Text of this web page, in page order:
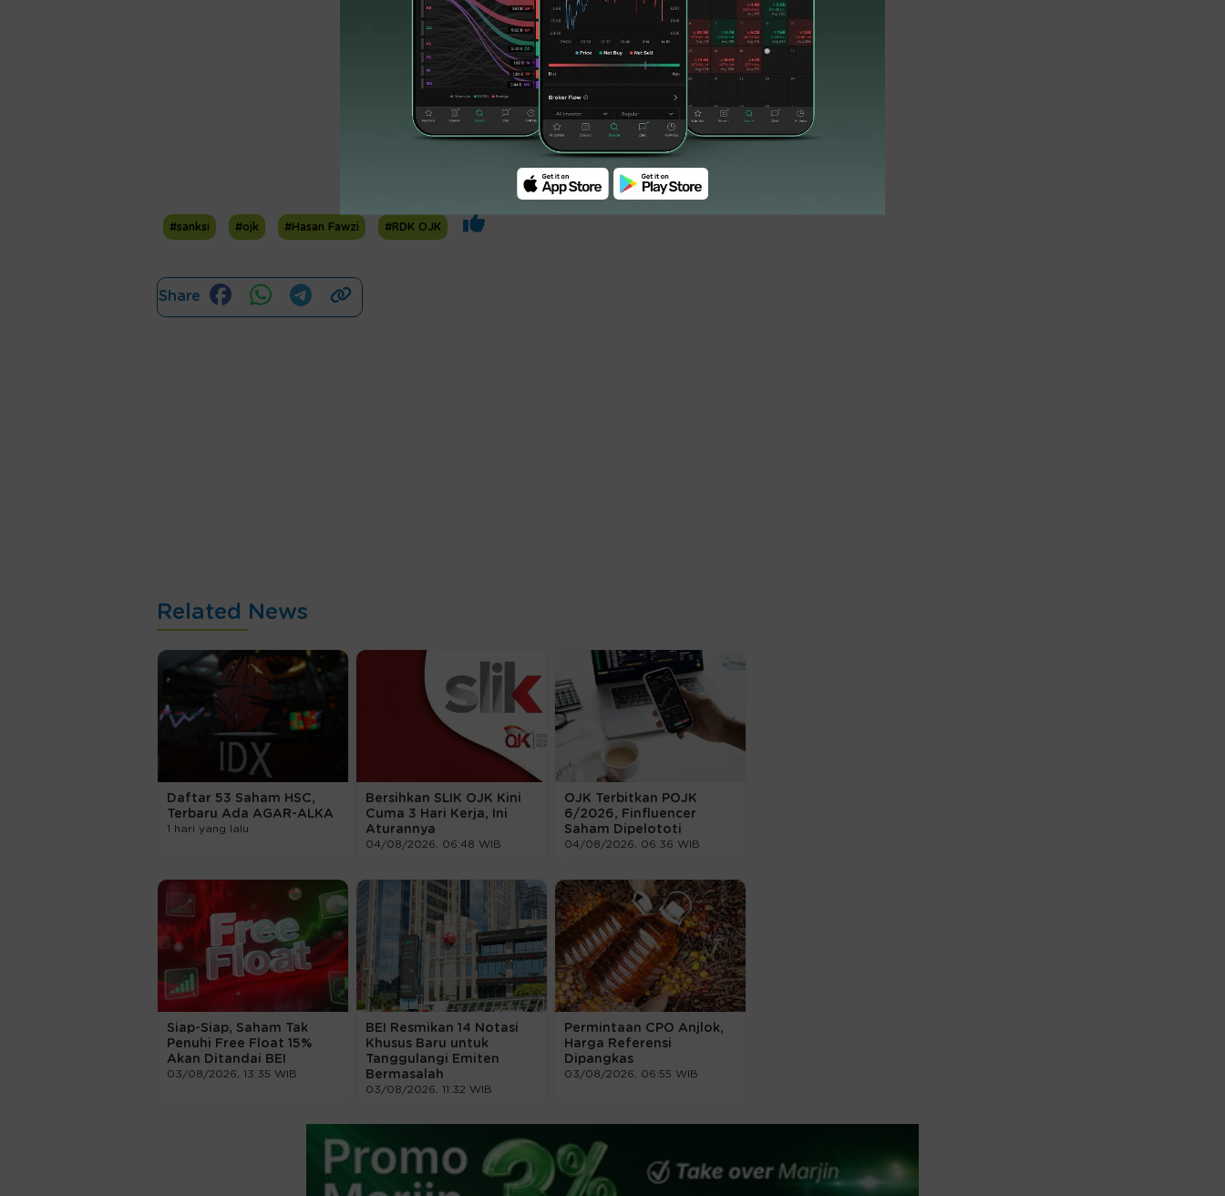
#sanksi #ojk #Hasan Fawzi #RDK OJK
Share
Related News
Daftar 53 Saham HSC,
Terbaru Ada AGAR-ALKA
1 hari yang lalu
Bersihkan SLIK OJK Kini
Cuma 3 Hari Kerja, Ini
Aturannya
04/08/2026, 06:48 WIB
OJK Terbitkan POJK
6/2026, Finfluencer
Saham Dipelototi
04/08/2026, 06:36 WIB
Siap-Siap, Saham Tak
Penuhi Free Float 15%
Akan Ditandai BEI
03/08/2026, 13:35 WIB
BEI Resmikan 14 Notasi
Khusus Baru untuk
Tanggulangi Emiten
Bermasalah
03/08/2026, 11:32 WIB
Permintaan CPO Anjlok,
Harga Referensi
Dipangkas
03/08/2026, 06:55 WIB